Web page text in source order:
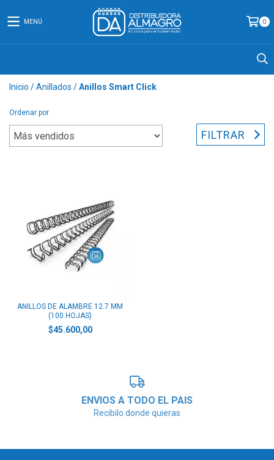
MENÚ 0
Inicio /Anillados /Anillos Smart Click
Ordenar por
FILTRAR
ANILLOS DE ALAMBRE 12.7 MM
(100 HOJAS)
$45.600,00
ENVIOS A TODO EL PAIS
Recibilo donde quieras